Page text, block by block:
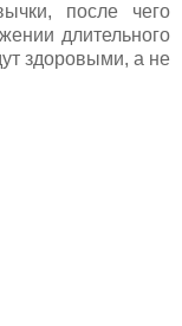
после чего
длительного
здоровыми, а не